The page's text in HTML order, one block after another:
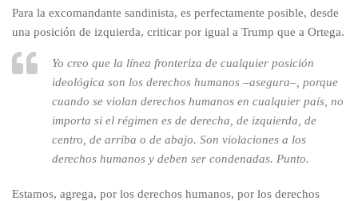
Para la excomandante sandinista, es perfectamente posible, desde
una posición de izquierda, criticar por igual a Trump que a Ortega.
Yo creo que la línea fronteriza de cualquier posición
ideológica son los derechos humanos –asegura­–, porque
cuando se violan derechos humanos en cualquier país, no
importa si el régimen es de derecha, de izquierda, de
centro, de arriba o de abajo. Son violaciones a los
derechos humanos y deben ser condenadas. Punto.
Estamos, agrega, por los derechos humanos, por los derechos